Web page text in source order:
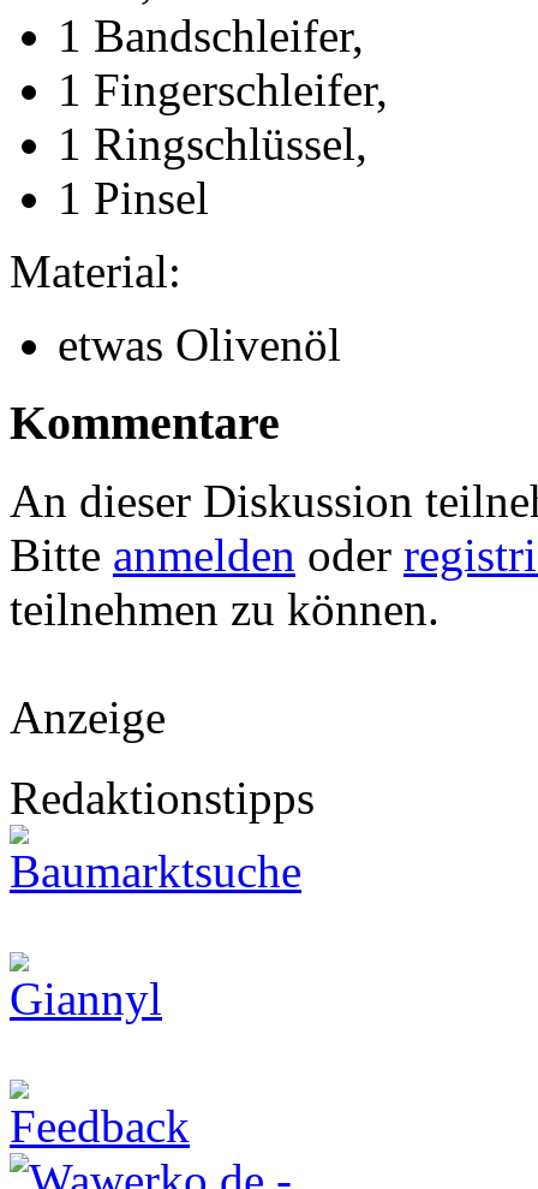
1 Bandschleifer,
1 Fingerschleifer,
1 Ringschlüssel,
1 Pinsel
Material:
etwas Olivenöl
Kommentare
An dieser Diskussion
Bitte anmelden oder
teilnehmen zu können.
Anzeige
Redaktionstipps